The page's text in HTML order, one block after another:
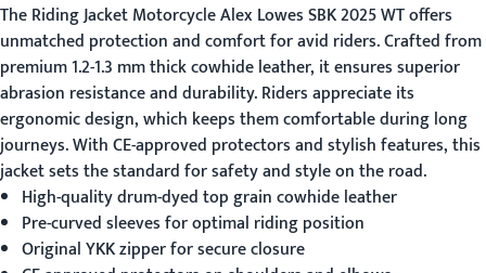
TheRiding Jacket MotorcycleAlex Lowes SBK 2025 WT offers
unmatched protection and comfort for avid riders. Crafted from
premium 1.2-1.3 mm thick cowhide leather, it ensures superior
abrasion resistance and durability. Riders appreciate its
ergonomic design, which keeps them comfortable during long
journeys. With CE-approved protectors and stylish features, this
jacket sets the standard for safety and style on the road.
High-quality drum-dyed top grain cowhide leather
Pre-curved sleeves for optimal riding position
Original YKK zipper for secure closure